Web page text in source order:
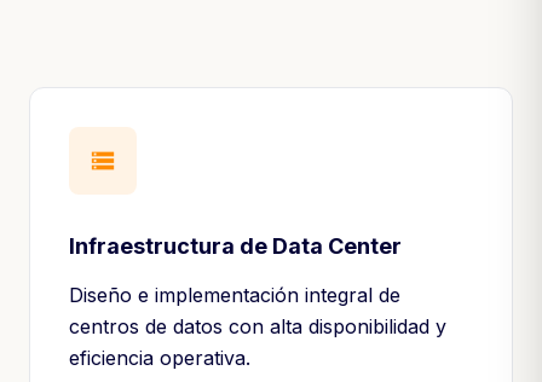
storage
Infraestructura de Data Center
Diseño e implementación integral de
centros de datos con alta disponibilidad y
eficiencia operativa.